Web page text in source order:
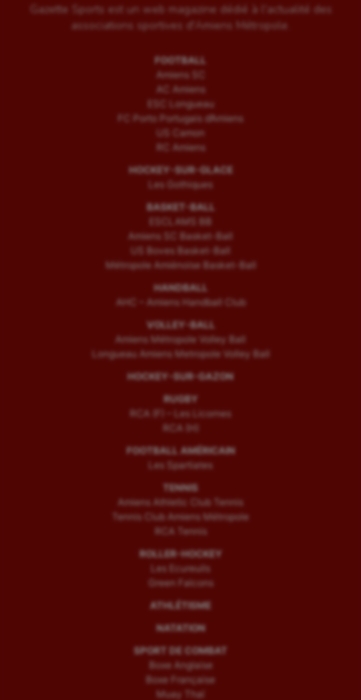
Gazette Sports est un web magazine dédié à l'actualité des
associations sportives d'Amiens Métropole.
FOOTBALL
Amiens SC
AC Amiens
ESC Longueau
FC Porto Portugais d’Amiens
US Camon
RC Amiens
HOCKEY-SUR-GLACE
Les Gothiques
BASKET-BALL
ESCLAMS BB
Amiens SC Basket-Ball
US Boves Basket-Ball
Métropole Amiénoise Basket-Ball
HANDBALL
AHC – Amiens Handball Club
VOLLEY-BALL
Amiens Métropole Volley Ball
Longueau Amiens Metropole Volley Ball
HOCKEY-SUR-GAZON
RUGBY
RCA (F) – Les Licornes
RCA (H)
FOOTBALL AMÉRICAIN
Les Spartiates
TENNIS
Amiens Athletic Club Tennis
Tennis Club Amiens Métropole
RCA Tennis
ROLLER-HOCKEY
Les Ecureuils
Green Falcons
ATHLÉTISME
NATATION
SPORT DE COMBAT
Boxe Anglaise
Boxe Française
Muay Thaï